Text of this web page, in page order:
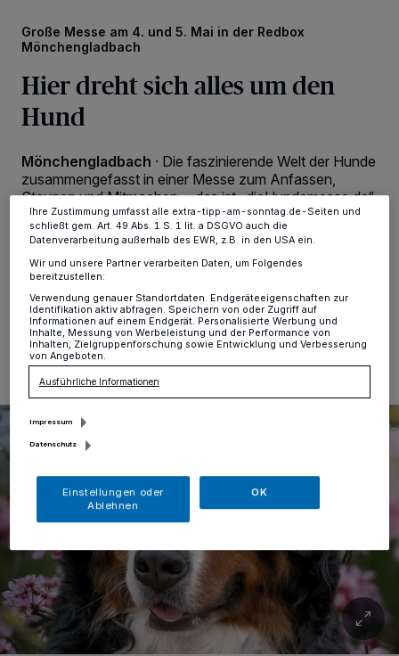
Große Messe am 4. und 5. Mai in der Redbox
Mönchengladbach
Hier dreht sich alles um den
Hund
Mönchengladbach · Die faszinierende Welt der Hunde
zusammengefasst in einer Messe zum Anfassen,
Staunen und Mitmachen - das ist „dieHundemesse.de“.
Am 4. und 5 Mai ist Veranstalterin Astrid Krauß von 11
bis 18 Uhr zu Gast in der Redbox Mönchengladbach,
Am Nordpark 299.
25.04.2024 , 12:18 Uhr Eine Minute Lesezeit
Wir und unsere 218-Partner speichern und greifen auf
personenbezogene Daten wie Browserdaten oder eindeutige
Tracking-Technologien für die unter „Wir und unsere Partner
verarbeiten Daten, um Ihnen Dienste bereitzustellen“ aufgeführten
Anzeigen möglicherweise nicht mehr so relevant für Sie. Sie können
Einstellungen oder Ablehnen am unteren Rand der Webseite klicken.
Ihre Einstellungen gelten innerhalb unseres Website. Weitere
Informationen finden Sie in unserer Datenschutzerklärung.
Ihre Zustimmung umfasst alle extra-tipp-am-sonntag.de-Seiten und
schließt gem. Art. 49 Abs. 1 S. 1 lit. a DSGVO auch die
Datenverarbeitung außerhalb des EWR, z.B. in den USA ein.
Wir und unsere Partner verarbeiten Daten, um Folgendes
bereitzustellen:
Verwendung genauer Standortdaten. Endgeräteeigenschaften zur
Identifikation aktiv abfragen. Speichern von oder Zugriff auf
Informationen auf einem Endgerät. Personalisierte Werbung und
Inhalte, Messung von Werbeleistung und der Performance von
Inhalten, Zielgruppenforschung sowie Entwicklung und Verbesserung
von Angeboten.
Ausführliche Informationen
Impressum
Datenschutz
Einstellungen oder
Ablehnen
OK